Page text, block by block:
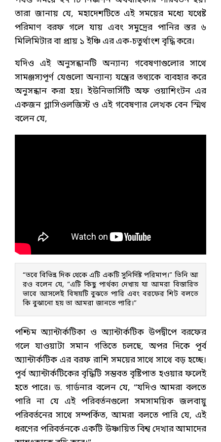
তারা জানায় যে, মহাদেশটিতে এই সময়ের মধ্যে যথেষ্ট
পরিমাণ বরফ গলে যায় এবং সমুদ্রের পানির স্তর ৬
মিলিমিটার বা প্রায় ১ ইঞ্চি এর এক-চতুর্থাংশ বৃদ্ধি করে।
যদিও এই অনুসন্ধানটি অন্যান্য গবেষণাগুলোর সাথে
সামঞ্জস্যপূর্ণ যেগুলো অন্যান্য যন্ত্রের তথ্যকে ব্যবহার করে
অনুসন্ধান করা হয়। ইউনিভার্সিটি অফ ওয়াশিংটন এর
একজন গ্লাসিওলজিস্ট ও এই গবেষণার লেখক বেন স্মিথ
বলেন যে,
“তবে বিভিন্ন দিক থেকে এটি একটি সুনির্দিষ্ট পরিমাপ।” তিনি আ
রও বলেন যে, “এটি কিছু পার্থক্য দেখায় যা আমরা বিস্তারিত
ভাবে আসলেই বিষয়টি বুঝতে পারি এবং বরফের শিট বলতে
কি বুঝানো হয় তা আমরা জানতে পারি।”
পশ্চিম অ্যান্টার্কটিকা ও অ্যান্টার্কটিক উপদ্বীপে বরফের
গলে যাওয়াটা সমান গতিতে চলছে, অপর দিকে পূর্ব
অ্যান্টার্কটিক এর বরফ রাশি সময়ের সাথে সাথে বড় হচ্ছে।
পূর্ব অ্যান্টার্কটিকের বৃদ্ধিটি সম্ভবত বৃষ্টিপাত হওয়ার ফলেই
হতে পারে। ড. গার্ডনার বলেন যে, “যদিও আমরা বলতে
পারি না যে এই পরিবর্তনগুলো সমসাময়িক জলবায়ু
পরিবর্তনের সাথে সম্পর্কিত, আমরা বলতে পারি যে, এই
ধরণের পরিবর্তনকে একটি উষ্ণায়িত বিশ্ব দেখার আমাদের